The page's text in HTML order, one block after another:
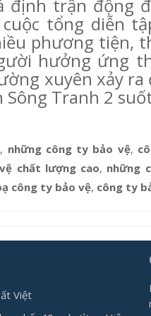
định trận động
tổng diễn
phương tiện,
hưởng ứng
xuyên xảy
Tranh 2
, những công ty bảo vệ,
chất lượng cao, những
công ty bảo vệ, công ty
Việt